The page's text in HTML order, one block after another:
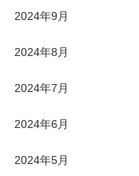
2024年9月
2024年8月
2024年7月
2024年6月
2024年5月